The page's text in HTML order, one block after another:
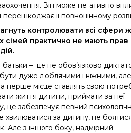
Він може негативно
перешкоджає її повноцінному
контролювати всі сфери
сімей практично не мають прав
батьки – це не обов’язково
дуже люблячими і ніжними,
перше місце ставлять свою
життя дитини, приймати за неї
це забезпечує певний
за дитину, не
Але з іншого боку, надмірний